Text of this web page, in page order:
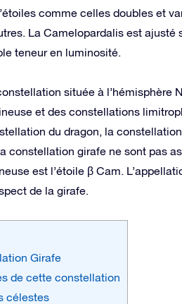
comme celles doubles et
La Camelopardalis est ajusté
teneur en luminosité.
située à l’hémisphère
et des constellations
du dragon, la
constellation girafe ne sont pas
est l’étoile β Cam.
de la girafe.
Girafe
de cette constellation
célestes